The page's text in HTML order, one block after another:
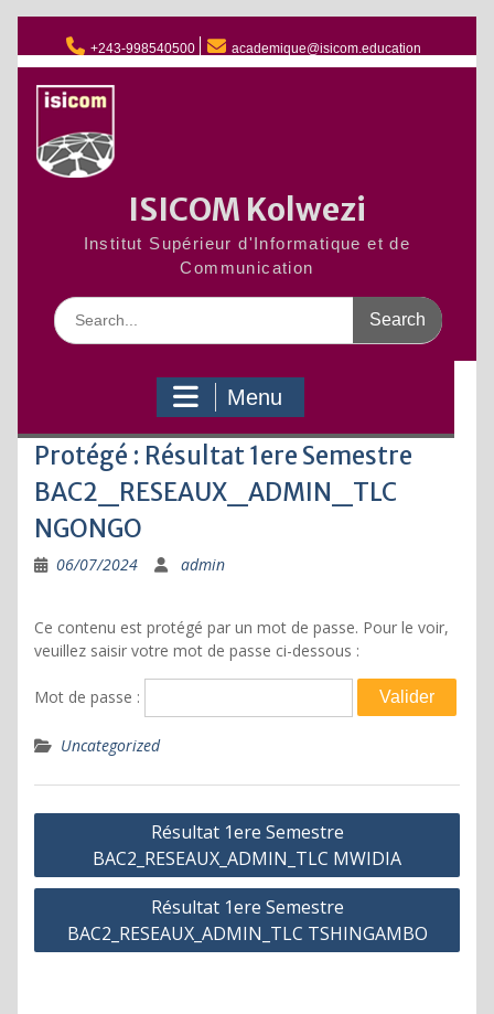
to
content
+243-998540500 academique@isicom.education
ISICOM Kolwezi
Institut Supérieur d'Informatique et de
Communication
Search
for:
Menu
Protégé : Résultat 1ere Semestre
BAC2_RESEAUX_ADMIN_TLC
NGONGO
06/07/2024 admin
Ce contenu est protégé par un mot de passe. Pour le voir,
veuillez saisir votre mot de passe ci-dessous :
Mot de passe :
Uncategorized
Navigation
l’article
Résultat 1ere Semestre
BAC2_RESEAUX_ADMIN_TLC MWIDIA
Résultat 1ere Semestre
BAC2_RESEAUX_ADMIN_TLC TSHINGAMBO